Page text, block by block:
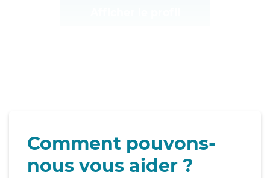
Comment pouvons-
nous vous aider ?